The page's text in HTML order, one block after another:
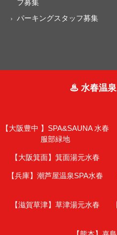
フ募集
パーキングスタッフ募集
♨ 水春温
【大阪豊中 】 SPA&SAUNA 水春
服部緑地
【大阪箕面】 箕面湯元水春
【兵庫】 潮芦屋温泉SPA水春
【滋賀草津】 草津湯元水春